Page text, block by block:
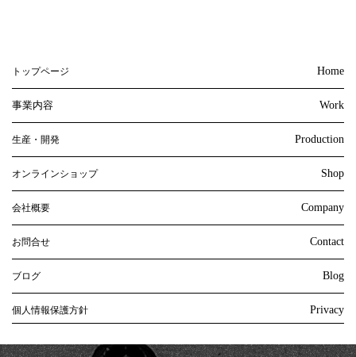
トップページ Home
事業内容 Work
生産・開発 Production
オンラインショップ Shop
会社概要 Company
お問合せ Contact
ブログ Blog
個人情報保護方針 Privacy